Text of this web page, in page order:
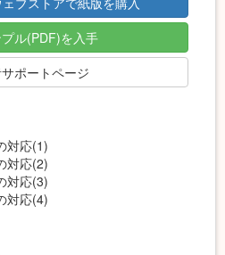
ル(PDF)を入手
ポートページ
対応(1)
対応(2)
対応(3)
対応(4)